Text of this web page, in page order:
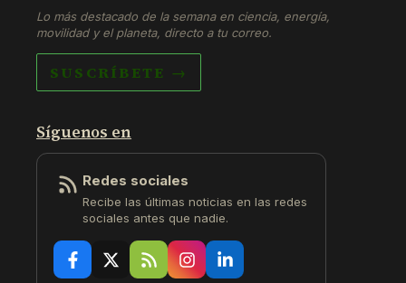
Lo más destacado de la semana en ciencia, energía,
movilidad y el planeta, directo a tu correo.
SUSCRÍBETE →
Síguenos en
Redes sociales
Recibe las últimas noticias en las redes
sociales antes que nadie.